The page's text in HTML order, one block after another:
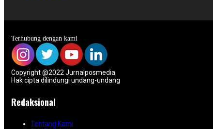
Terhubung dengan kami
Copyright @2022 Jurnalposmedia.
Hak cipta dilindungi undang-undang
Redaksional
Tentang Kami